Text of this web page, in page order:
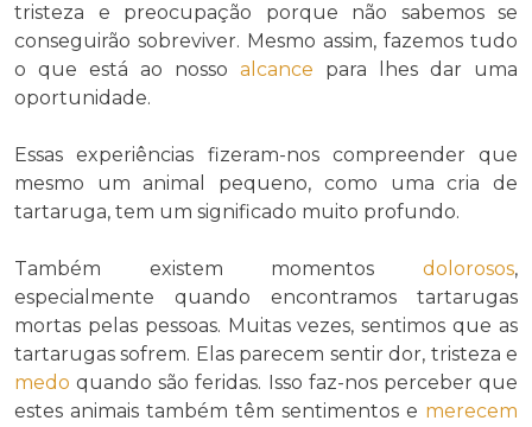
tristeza e preocupação porque não sabemos se
conseguirão sobreviver. Mesmo assim, fazemos tudo
o que está ao nosso alcance para lhes dar uma
oportunidade.
Essas experiências fizeram-nos compreender que
mesmo um animal pequeno, como uma cria de
tartaruga, tem um significado muito profundo.
Também existem momentos dolorosos,
especialmente quando encontramos tartarugas
mortas pelas pessoas. Muitas vezes, sentimos que as
tartarugas sofrem. Elas parecem sentir dor, tristeza e
medo quando são feridas. Isso faz-nos perceber que
estes animais também têm sentimentos e merecem